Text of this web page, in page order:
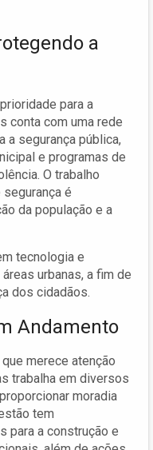
a
para a
conta com uma rede
a segurança pública,
e programas de
O trabalho
é
da população e a
tecnologia e
urbanas, a fim de
dos cidadãos.
Andamento
merece atenção
trabalha em diversos
moradia
tem
para a construção e